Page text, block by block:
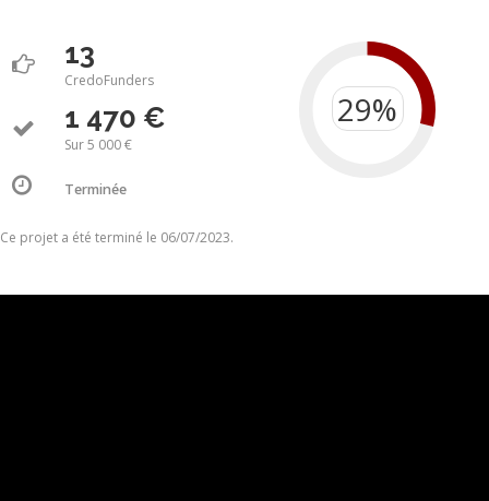
13
CredoFunders
1 470 €
Sur 5 000 €
Terminée
Ce projet a été terminé le 06/07/2023.